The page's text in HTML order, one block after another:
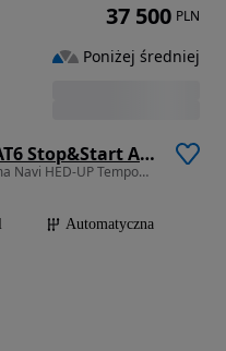
Peugeot 508 BlueHDi 120 EAT6 Stop&Start Allure
1560 cm3 • 120 KM • FUL-LED Panorama Navi HED-UP Tempomat Automat Serwis
Automatyczna
37 500 PLN
Poniżej średniej